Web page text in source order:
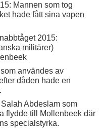
Mannen som tog
hade fått sina vapen
2015:
militärer)
användes av
dåden hade en
Abdeslam som
flydde till Mollenbeek där
specialstyrka.